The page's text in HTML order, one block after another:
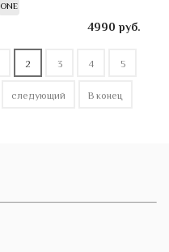
ONE
4990 руб.
2 3 4 5
следующий В конец